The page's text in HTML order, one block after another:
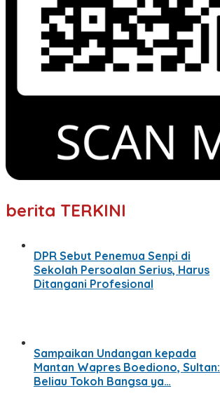
berita TERKINI
DPR Sebut Penemua Senpi di
Sekolah Persoalan Serius, Harus
Ditangani Profesional
Sampaikan Undangan kepada
Mantan Wapres Boediono, Sultan:
Beliau Tokoh Bangsa ya…